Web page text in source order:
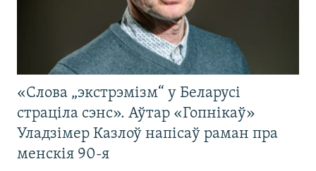
«Слова „экстрэмізм“ у Беларусі
страціла сэнс». Аўтар «Гопнікаў»
Уладзімер Казлоў напісаў раман пра
менскія 90-я